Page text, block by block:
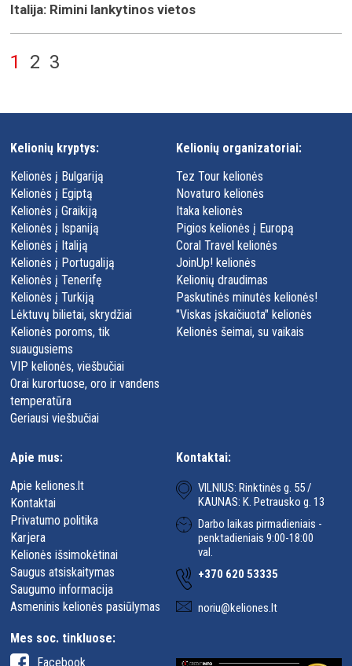
Italija: Rimini lankytinos vietos
1 2 3
Kelionių kryptys:
Kelionės į Bulgariją
Kelionės į Egiptą
Kelionės į Graikiją
Kelionės į Ispaniją
Kelionės į Italiją
Kelionės į Portugaliją
Kelionės į Tenerifę
Kelionės į Turkiją
Lėktuvų bilietai, skrydžiai
Kelionės poroms, tik
suaugusiems
VIP kelionės, viešbučiai
Orai kurortuose, oro ir vandens
temperatūra
Geriausi viešbučiai
Kelionių organizatoriai:
Tez Tour kelionės
Novaturo kelionės
Itaka kelionės
Pigios kelionės į Europą
Coral Travel kelionės
JoinUp! kelionės
Kelionių draudimas
Paskutinės minutės kelionės!
"Viskas įskaičiuota" kelionės
Kelionės šeimai, su vaikais
Kontaktai:
VILNIUS: Rinktinės g. 55 /
KAUNAS: K. Petrausko g. 13
Darbo laikas pirmadieniais -
penktadieniais 9:00-18:00
val.
+370 620 53335
noriu@keliones.lt
Apie mus:
Apie keliones.lt
Kontaktai
Privatumo politika
Karjera
Kelionės išsimokėtinai
Saugus atsiskaitymas
Saugumo informacija
Asmeninis kelionės pasiūlymas
Mes soc. tinkluose:
Facebook